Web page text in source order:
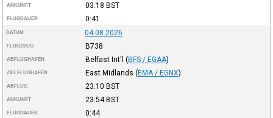
ANKUNFT 03:18 BST
FLUGDAUER 0:41
DATUM 04.08.2026
FLUGZEUG B738
ABFLUGHAFEN Belfast Int'l (BFS / EGAA)
ZIELFLUGHAFEN East Midlands (EMA / EGNX)
ABFLUG 23:10 BST
ANKUNFT 23:54BST
FLUGDAUER 0:44